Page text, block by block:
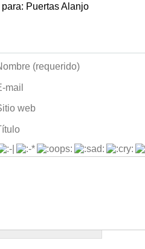
Puertas Alanjo
(requerido)
mail
web